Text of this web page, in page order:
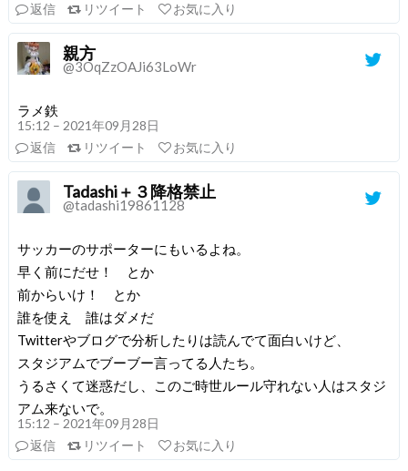
返信
リツイート お気に入り
親方
@3OqZzOAJi63LoWr
ラメ鉄
15:12 – 2021年09月28日
返信
リツイート お気に入り
Tadashi＋３降格禁止
@tadashi19861128
サッカーのサポーターにもいるよね。
早く前にだせ！ とか
前からいけ！ とか
誰を使え 誰はダメだ
Twitterやブログで分析したりは読んでて面白いけど、
スタジアムでブーブー言ってる人たち。
うるさくて迷惑だし、このご時世ルール守れない人はスタジ
アム来ないで。
15:12 – 2021年09月28日
返信
リツイート お気に入り